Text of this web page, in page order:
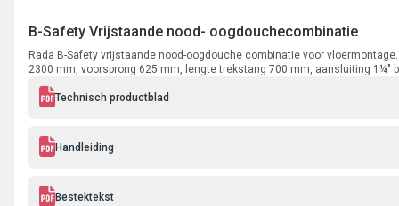
B-Safety Vrijstaande nood- oogdouchecombinatie
Rada B-Safety vrijstaande nood-oogdouche combinatie voor
2300 mm, voorsprong 625 mm, lengte trekstang 700 mm, aansluiting 1¼"
Technisch productblad
Handleiding
Bestektekst